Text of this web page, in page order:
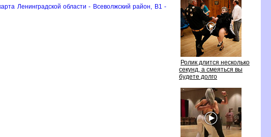
Ролик длится несколько
секунд, а смеяться вы
удете долго
Ленинградской области - Всеволжский район, B1 -